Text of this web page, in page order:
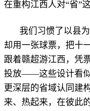
在重构江西人对“省”
我们习惯了以县
却用一张球票，把十
跟着赣超游江西，凭
投放——这些设计看
更深层的省域认同建
来、热起来，在彼此